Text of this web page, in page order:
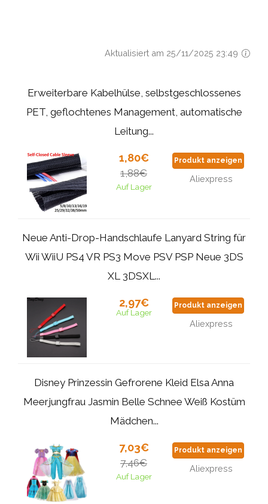
Aktualisiert am 25/11/2025 23:49
Erweiterbare Kabelhülse, selbstgeschlossenes
PET, geflochtenes Management, automatische
Leitung...
1,80€
1,88€
Auf Lager
Produkt anzeigen
Aliexpress
Neue Anti-Drop-Handschlaufe Lanyard String für
Wii WiiU PS4 VR PS3 Move PSV PSP Neue 3DS
XL 3DSXL...
2,97€
Auf Lager
Produkt anzeigen
Aliexpress
Disney Prinzessin Gefrorene Kleid Elsa Anna
Meerjungfrau Jasmin Belle Schnee Weiß Kostüm
Mädchen...
7,03€
7,46€
Auf Lager
Produkt anzeigen
Aliexpress